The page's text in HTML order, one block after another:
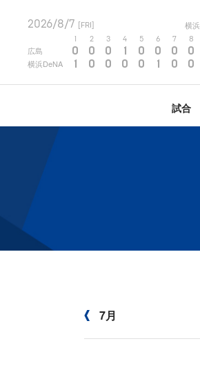
2026/8/7 [FRI] 横浜
2 3 4 5 6 7 8
広島 0 0 0 1 0 0 0 0
横浜DeNA 1 0 0 0 0 1 0 0
試合
7月